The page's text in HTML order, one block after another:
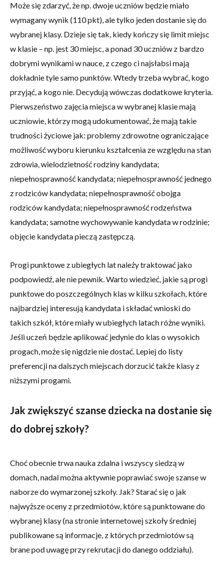
Może się zdarzyć, że np. dwoje uczniów będzie miało
wymagany wynik (110 pkt), ale tylko jeden dostanie się do
wybranej klasy. Dzieje się tak, kiedy kończy się limit miejsc
w klasie – np. jest 30 miejsc, a ponad 30 uczniów z bardzo
dobrymi wynikami w nauce, z czego ci najsłabsi mają
dokładnie tyle samo punktów. Wtedy trzeba wybrać, kogo
przyjąć, a kogo nie. Decydują wówczas dodatkowe kryteria.
Pierwszeństwo zajęcia miejsca w wybranej klasie mają
uczniowie, którzy mogą udokumentować, że mają takie
trudności życiowe jak: problemy zdrowotne ograniczające
możliwość wyboru kierunku kształcenia ze względu na stan
zdrowia, wielodzietność rodziny kandydata;
niepełnosprawność kandydata; niepełnosprawność jednego
z rodziców kandydata; niepełnosprawność obojga
rodziców kandydata; niepełnosprawność rodzeństwa
kandydata; samotne wychowywanie kandydata w rodzinie;
objęcie kandydata pieczą zastępczą.
Progi punktowe z ubiegłych lat należy traktować jako
podpowiedź, ale nie pewnik. Warto wiedzieć, jakie są progi
punktowe do poszczególnych klas w kilku szkołach, które
najbardziej interesują kandydata i składać wnioski do
takich szkół, które miały w ubiegłych latach różne wyniki.
Jeśli uczeń będzie aplikować jedynie do klas o wysokich
progach, może się nigdzie nie dostać. Lepiej do listy
preferencji na dalszych miejscach dorzucić także klasy z
niższymi progami.
Jak zwiększyć szanse dziecka na dostanie się
do dobrej szkoły?
Choć obecnie trwa nauka zdalna i wszyscy siedzą w
domach, nadal można aktywnie poprawiać swoje szanse w
naborze do wymarzonej szkoły. Jak? Starać się o jak
najwyższe oceny z przedmiotów, które są punktowane do
wybranej klasy (na stronie internetowej szkoły średniej
publikowane są informacje, z których przedmiotów są
brane pod uwagę przy rekrutacji do danego oddziału).